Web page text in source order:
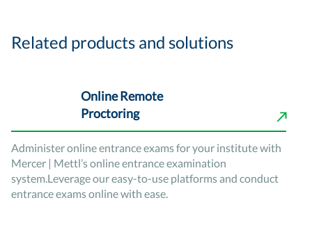
Related products and solutions
Online Remote
Proctoring
Administer online entrance exams for your institute with
Mercer | Mettl’s online entrance examination
system.Leverage our easy-to-use platforms and conduct
entrance exams online with ease.